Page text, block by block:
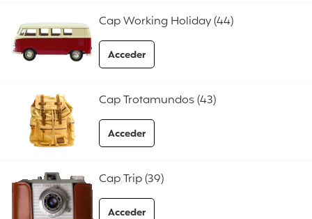
Cap Working Holiday (44)
Acceder
a las preguntas frecuentes Cap Working
Cap Trotamundos (43)
Acceder
a las preguntas frecuentes Cap
Cap Trip (39)
Acceder